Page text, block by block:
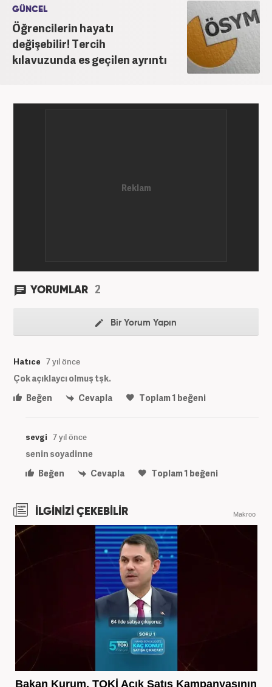
GÜNCEL
Öğrencilerin hayatı
değişebilir! Tercih
kılavuzunda es geçilen ayrıntı
YORUMLAR 2
Bir Yorum Yapın
Hatıce 7 yıl önce
Çok açıklaycı olmuş tşk.
Beğen
Cevapla Toplam1 beğeni
sevgi 7 yıl önce
senin soyadinne
Beğen
Cevapla Toplam1 beğeni
İLGİNİZİ ÇEKEBİLİR Makroo
Bakan Kurum, TOKİ Açık Satış Kampanyasının